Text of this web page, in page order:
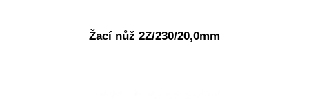
Žací nůž 2Z/230/20,0mm